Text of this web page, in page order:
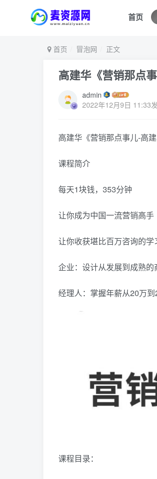
首页
首页 冒泡网 正文
高建华《营销那点
admin
2022年12月9日 11:33
高建华《营销那点事儿-高
课程简介
每天1块钱，353分钟
让你成为中国一流营销高手
让你收获堪比百万咨询的学
企业：设计从发展到成熟的
经理人：掌握年薪从20万
课程目录：